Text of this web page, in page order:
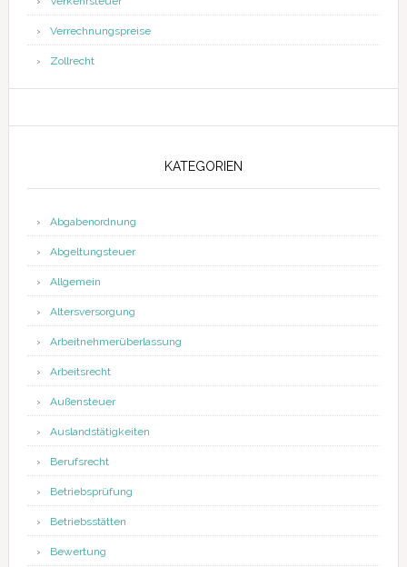
Verrechnungspreise
Zollrecht
KATEGORIEN
Abgabenordnung
Abgeltungsteuer
Allgemein
Altersversorgung
Arbeitnehmerüberlassung
Arbeitsrecht
Außensteuer
Auslandstätigkeiten
Berufsrecht
Betriebsprüfung
Betriebsstätten
Bewertung